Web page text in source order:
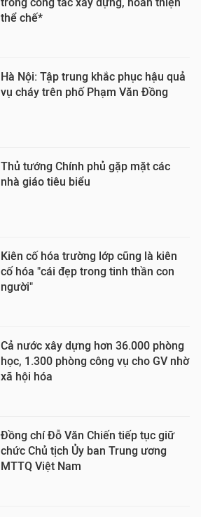
thể chế*
Hà Nội: Tập trung khắc phục hậu quả
vụ cháy trên phố Phạm Văn Đồng
Thủ tướng Chính phủ gặp mặt các
nhà giáo tiêu biểu
Kiên cố hóa trường lớp cũng là kiên
cố hóa "cái đẹp trong tinh thần con
người"
Cả nước xây dựng hơn 36.000 phòng
học, 1.300 phòng công vụ cho GV nhờ
xã hội hóa
Đồng chí Đỗ Văn Chiến tiếp tục giữ
chức Chủ tịch Ủy ban Trung ương
MTTQ Việt Nam